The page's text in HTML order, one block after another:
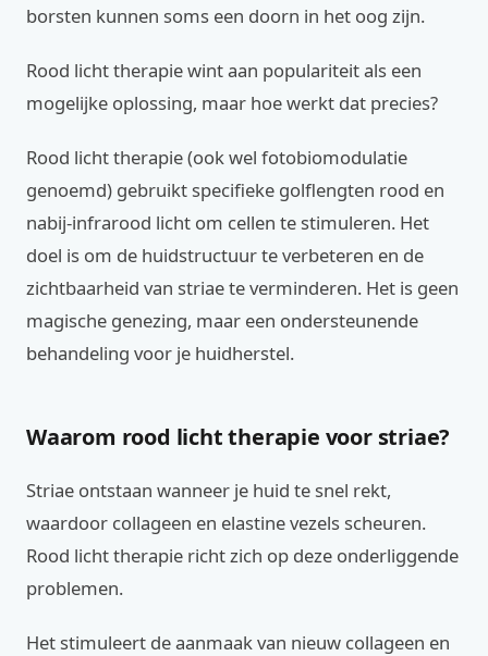
borsten kunnen soms een doorn in het oog zijn.
Rood licht therapie wint aan populariteit als een
mogelijke oplossing, maar hoe werkt dat precies?
Rood licht therapie (ook wel fotobiomodulatie
genoemd) gebruikt specifieke golflengten rood en
nabij-infrarood licht om cellen te stimuleren. Het
doel is om de huidstructuur te verbeteren en de
zichtbaarheid van striae te verminderen. Het is geen
magische genezing, maar een ondersteunende
behandeling voor je huidherstel.
Waarom rood licht therapie voor striae?
Striae ontstaan wanneer je huid te snel rekt,
waardoor collageen en elastine vezels scheuren.
Rood licht therapie richt zich op deze onderliggende
problemen.
Het stimuleert de aanmaak van nieuw collageen en